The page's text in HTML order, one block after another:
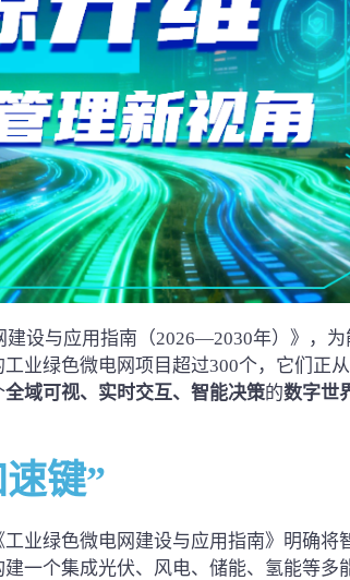
设与应用指南（2026—2030年）》，为
业绿色微电网项目超过300个，它们正
全域可视、实时交互、智能决策的数字世
键”
业绿色微电网建设与应用指南》明确将
一个集成光伏、风电、储能、氢能等多